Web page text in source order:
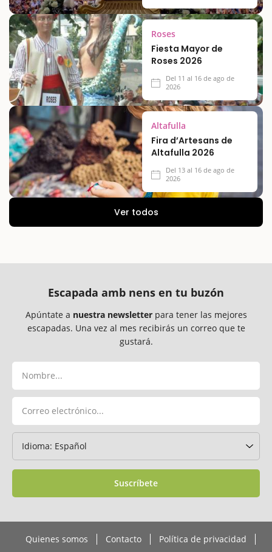
Roses
Fiesta Mayor de
Roses 2026
Del 11 al 16 de ago de
2026
Altafulla
Fira d’Artesans de
Altafulla 2026
Del 13 al 16 de ago de
2026
Ver todos
Escapada amb nens en tu buzón
Apúntate a nuestra newsletterpara tener las mejores
escapadas. Una vez al mes recibirás un correo que te
gustará.
Suscríbete
Quienes somos Contacto
Política de privacidad